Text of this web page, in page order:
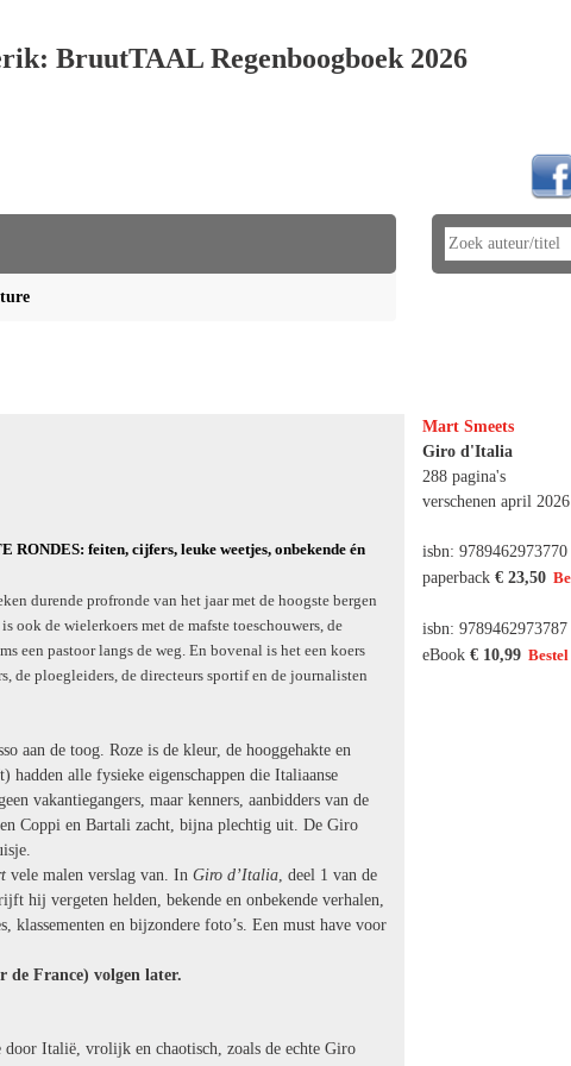
BruutTAAL Regenboogboek 2026
Mart Smeets
Giro d'Italia
288 pagina's
verschenen april 2026
isbn: 9789462973770
paperback € 23,50
isbn: 9789462973787
eBook € 10,99
feiten, cijfers, leuke weetjes, onbekende én
durende profronde van het jaar met de hoogste bergen
ook de wielerkoers met de mafste toeschouwers, de
een pastoor langs de weg. En bovenal is het een koers
de ploegleiders, de directeurs sportif en de journalisten
aan de toog. Roze is de kleur, de hooggehakte en
hadden alle fysieke eigenschappen die Italiaanse
vakantiegangers, maar kenners, aanbidders van de
Coppi en Bartali zacht, bijna plechtig uit. De Giro
vele malen verslag van. In Giro d’Italia, deel 1 van de
hij vergeten helden, bekende en onbekende verhalen,
klassementen en bijzondere foto’s. Een must have voor
de France) volgen later.
Italië, vrolijk en chaotisch, zoals de echte Giro